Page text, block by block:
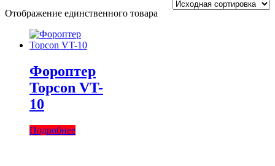
Отображение единственного товара
Фороптер
Topcon VT-
10
Подробнее